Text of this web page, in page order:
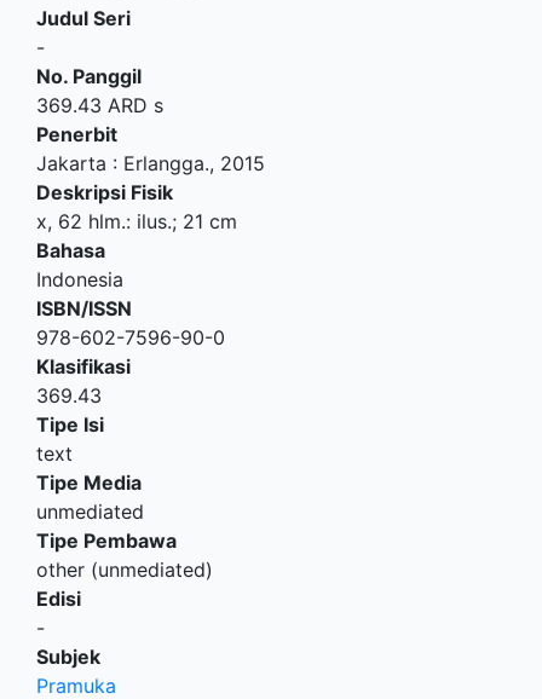
Judul Seri
-
No. Panggil
369.43 ARD s
Penerbit
Jakarta : Erlangga., 2015
Deskripsi Fisik
x, 62 hlm.: ilus.; 21 cm
Bahasa
Indonesia
ISBN/ISSN
978-602-7596-90-0
Klasifikasi
369.43
Tipe Isi
text
Tipe Media
unmediated
Tipe Pembawa
other (unmediated)
Edisi
-
Subjek
Pramuka